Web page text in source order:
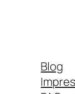
Blog